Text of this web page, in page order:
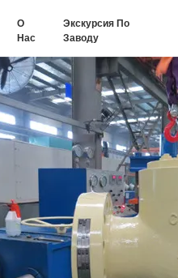
О
Нас
Экскурсия По
Заводу